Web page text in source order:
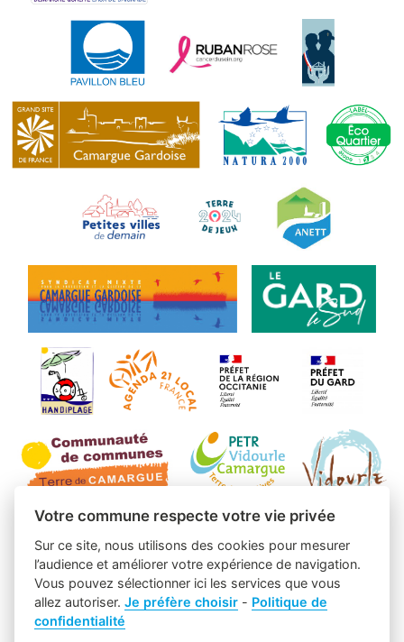
Votre commune respecte votre vie privée
Sur ce site, nous utilisons des cookies pour mesurer
l’audience et améliorer votre expérience de navigation.
Vous pouvez sélectionner ici les services que vous
allez autoriser.Je préfère choisir - Politique de
confidentialité